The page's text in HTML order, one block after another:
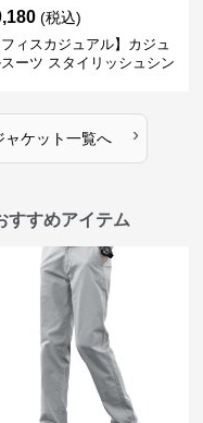
(税込)
フィスカジュアル】カジュ
ーツ スタイリッシュシン
ャケット一覧へ ›
すすめアイテム